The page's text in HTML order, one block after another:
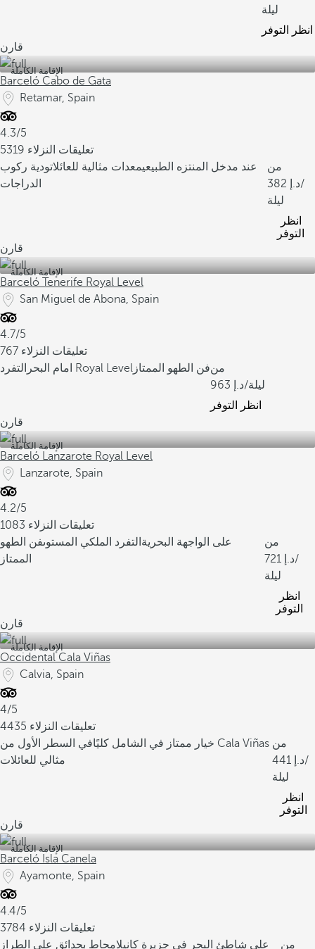
ليلة
انظر التوفر
قارن
الإقامة الكاملة
Barceló Cabo de Gata
Retamar, Spain
4.3/5
5319 تعليقات النزلاء
عند مدخل المنتزه الطبيعيمعدات مثالية للعائلاتودية ركوب
الدراجات
من
382
/
ليلة
انظر
التوفر
قارن
الإقامة الكاملة
Barceló Tenerife Royal Level
San Miguel de Abona, Spain
4.7/5
767 تعليقات النزلاء
امام البحر
التفرد Royal Level فن الطهو الممتازمن
963
/ليلة
انظر التوفر
قارن
الإقامة الكاملة
Barceló Lanzarote Royal Level
Lanzarote, Spain
4.2/5
1083 تعليقات النزلاء
على الواجهة البحرية التفرد الملكي المستوىفن الطهو
الممتاز
من
721
/
ليلة
انظر
التوفر
قارن
الإقامة الكاملة
Occidental Cala Viñas
Calvia, Spain
4/5
4435 تعليقات النزلاء
خيار ممتاز في الشامل كليًا في السطر الأول من Cala Viñas
مثالي للعائلات
من
441
/
ليلة
انظر
التوفر
قارن
الإقامة الكاملة
Barceló Isla Canela
Ayamonte, Spain
4.4/5
3784 تعليقات النزلاء
على شاطئ البحر في جزيرة كانيلامحاط بحدائق على الطراز من